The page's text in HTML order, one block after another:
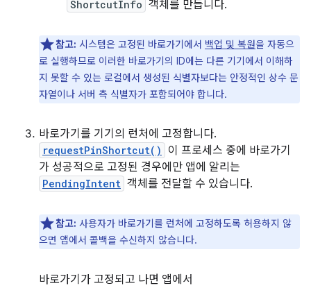
ShortcutInfo 객체를 만듭니다.
참고: 시스템은 고정된 바로가기에서 백업 및 복원을 자동으
로 실행하므로 이러한 바로가기의 ID에는 다른 기기에서 이해하
지 못할 수 있는 로컬에서 생성된 식별자보다는 안정적인 상수 문
자열이나 서버 측 식별자가 포함되어야 합니다.
바로가기를 기기의 런처에 고정합니다.
requestPinShortcut()
이 프로세스 중에 바로가기
가 성공적으로 고정된 경우에만 앱에 알리는
PendingIntent 객체를 전달할 수 있습니다.
참고: 사용자가 바로가기를 런처에 고정하도록 허용하지 않
으면 앱에서 콜백을 수신하지 않습니다.
바로가기가 고정되고 나면 앱에서